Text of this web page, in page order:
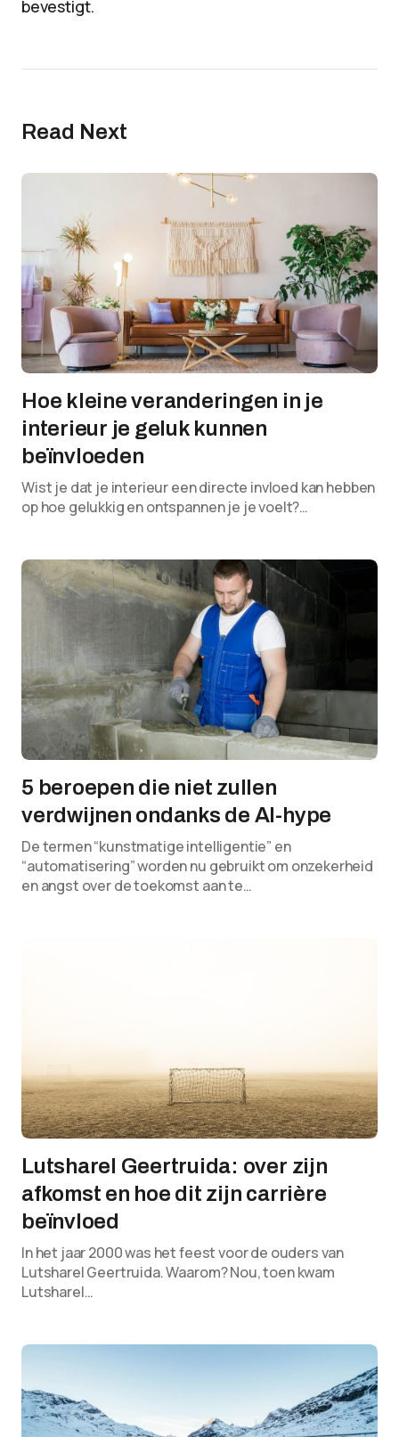
bevestigt.
Read Next
Hoe kleine veranderingen in je
interieur je geluk kunnen
beïnvloeden
Wist je dat je interieur een directe invloed kan hebben
op hoe gelukkig en ontspannen je je voelt?…
5 beroepen die niet zullen
verdwijnen ondanks de AI-hype
De termen “kunstmatige intelligentie” en
“automatisering” worden nu gebruikt om onzekerheid
en angst over de toekomst aan te…
Lutsharel Geertruida: over zijn
afkomst en hoe dit zijn carrière
beïnvloed
In het jaar 2000 was het feest voor de ouders van
Lutsharel Geertruida. Waarom? Nou, toen kwam
Lutsharel…